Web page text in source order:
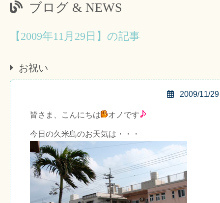
ブログ & NEWS
【2009年11月29日】の記事
お祝い
2009/11/29
皆さま、こんにちは オノです
今日の久米島のお天気は・・・